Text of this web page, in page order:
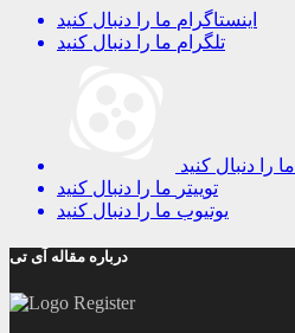
اینستاگرام ما را دنبال کنید
تلگرام ما را دنبال کنید
ما را دنبال کنید
توییتر ما را دنبال کنید
یوتیوب ما را دنبال کنید
درباره مقاله آی تی